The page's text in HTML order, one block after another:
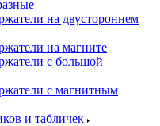
на двустороннем
на магните
с большой
с магнитным
и табличек